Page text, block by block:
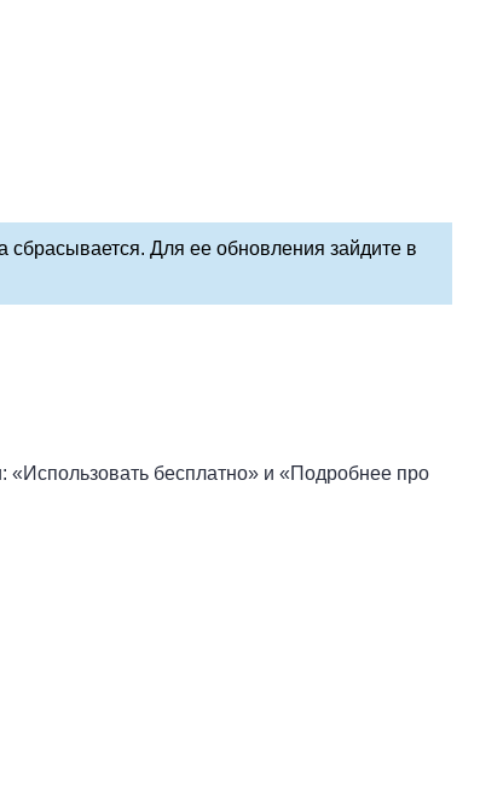
сбрасывается. Для ее обновления зайдите в
«Использовать бесплатно» и «Подробнее про